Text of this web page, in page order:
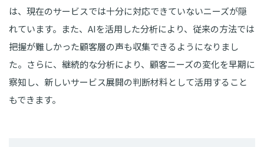
は、現在のサービスでは十分に対応できていないニーズが隠
れています。また、AIを活用した分析により、従来の方法では
把握が難しかった顧客層の声も収集できるようになりまし
た。さらに、継続的な分析により、顧客ニーズの変化を早期に
察知し、新しいサービス展開の判断材料として活用すること
もできます。